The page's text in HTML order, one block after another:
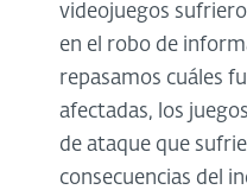
videojuegos
en el robo de
repasamos cuáles
afectadas, los
de ataque que
consecuencias del